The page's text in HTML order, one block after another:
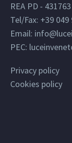
REA PD - 431763
Tel/Fax: +39 049
Email:
PEC:
Privacy policy
Cookies policy